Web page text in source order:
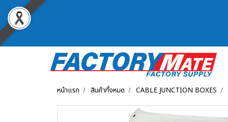
หน้าแรก สินค้าทั้งหมด CABLE JUNCTION BOXES